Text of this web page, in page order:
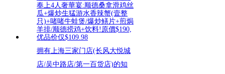
拥有上海三家门店(长风大悦城
店/吴中路店/第一百货店)的知